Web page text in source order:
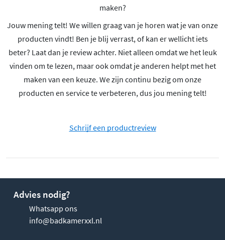
maken?
Jouw mening telt! We willen graag van je horen wat je van onze
producten vindt! Ben je blij verrast, of kan er wellicht iets
beter? Laat dan je review achter. Niet alleen omdat we het leuk
vinden om te lezen, maar ook omdat je anderen helpt met het
maken van een keuze. We zijn continu bezig om onze
producten en service te verbeteren, dus jou mening telt!
Schrijf een productreview
Advies nodig?
Whatsapp ons
info@badkamerxxl.nl